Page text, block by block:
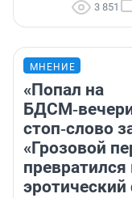
3 851
МНЕНИЕ
«Попал на
стоп‑слово
«Грозовой
превратился